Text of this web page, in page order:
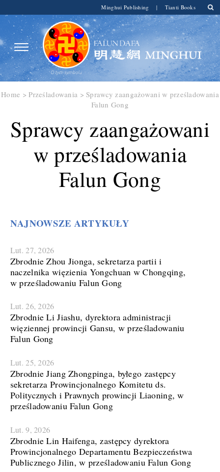
Minghui Publishing | Tianti Books
Home >Prześladowania >Sprawcy zaangażowani w prześladowania
Falun Gong
Sprawcy zaangażowani
w prześladowania
Falun Gong
NAJNOWSZE ARTYKUŁY
Lut. 27, 2026
Zbrodnie Zhou Jionga, sekretarza partii i
naczelnika więzienia Yongchuan w Chongqing,
w prześladowaniu Falun Gong
Lut. 26, 2026
Zbrodnie Li Jiashu, dyrektora administracji
więziennej prowincji Gansu, w prześladowaniu
Falun Gong
Lut. 25, 2026
Zbrodnie Jiang Zhongpinga, byłego zastępcy
sekretarza Prowincjonalnego Komitetu ds.
Politycznych i Prawnych prowincji Liaoning, w
prześladowaniu Falun Gong
Lut. 9, 2026
Zbrodnie Lin Haifenga, zastępcy dyrektora
Prowincjonalnego Departamentu Bezpieczeństwa
Publicznego Jilin, w prześladowaniu Falun Gong